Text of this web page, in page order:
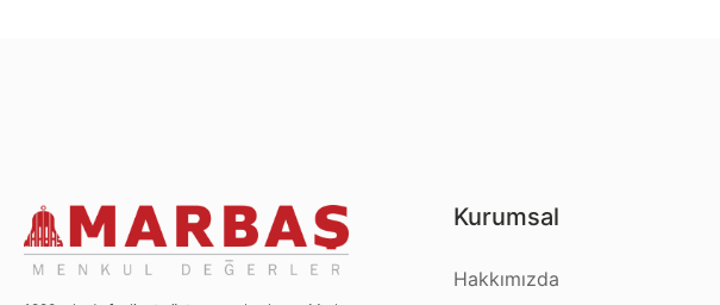
Kurumsal
Hakkımızda